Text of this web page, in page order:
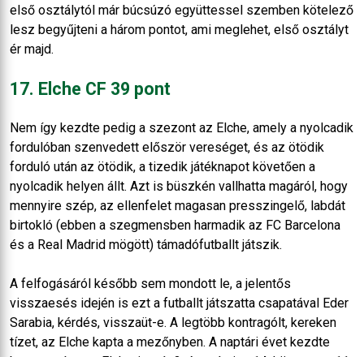
első osztálytól már búcsúzó együttessel szemben kötelező
lesz begyűjteni a három pontot, ami meglehet, első osztályt
ér majd.
17. Elche CF 39 pont
Nem így kezdte pedig a szezont az Elche, amely a nyolcadik
fordulóban szenvedett először vereséget, és az ötödik
forduló után az ötödik, a tizedik játéknapot követően a
nyolcadik helyen állt. Azt is büszkén vallhatta magáról, hogy
mennyire szép, az ellenfelet magasan presszingelő, labdát
birtokló (ebben a szegmensben harmadik az FC Barcelona
és a Real Madrid mögött) támadófutballt játszik.
A felfogásáról később sem mondott le, a jelentős
visszaesés idején is ezt a futballt játszatta csapatával Eder
Sarabia, kérdés, visszaüt-e. A legtöbb kontragólt, kereken
tízet, az Elche kapta a mezőnyben. A naptári évet kezdte